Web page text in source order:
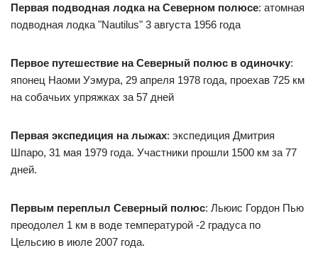
Первая подводная лодка на Северном полюсе: атомная
подводная лодка "Nautilus" 3 августа 1956 года
Первое путешествие на Северный полюс в одиночку:
японец Наоми Уэмура, 29 апреля 1978 года, проехав 725 км
на собачьих упряжках за 57 дней
Первая экспедиция на лыжах: экспедиция Дмитрия
Шпаро, 31 мая 1979 года. Участники прошли 1500 км за 77
дней.
Первым переплыл Северный полюс: Льюис Гордон Пью
преодолел 1 км в воде температурой -2 градуса по
Цельсию в июле 2007 года.